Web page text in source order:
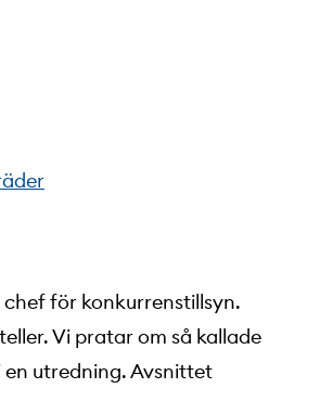
för konkurrenstillsyn.
Vi pratar om så kallade
utredning. Avsnittet